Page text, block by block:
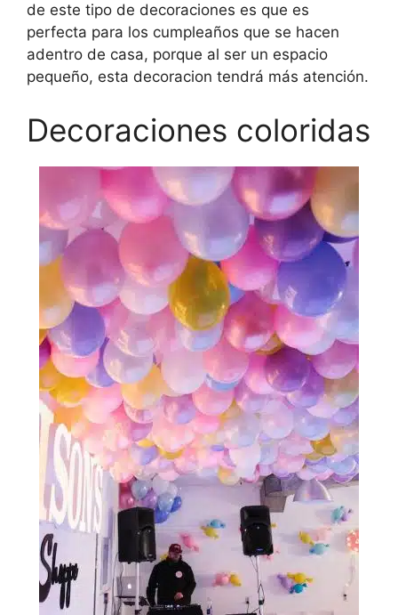
de este tipo de decoraciones es que es
perfecta para los cumpleaños que se hacen
adentro de casa, porque al ser un espacio
pequeño, esta decoracion tendrá más atención.
Decoraciones coloridas